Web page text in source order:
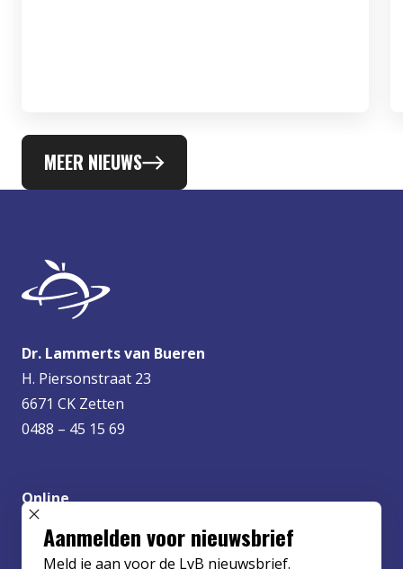
MEER NIEUWS
Dr. Lammerts van Bueren
H. Piersonstraat 23
6671 CK Zetten
0488 – 45 15 69
Online
info@lvbueren.nl
SLUIT POPUP
Aanmelden voor nieuwsbrief
Meld je aan voor de LvB nieuwsbrief.